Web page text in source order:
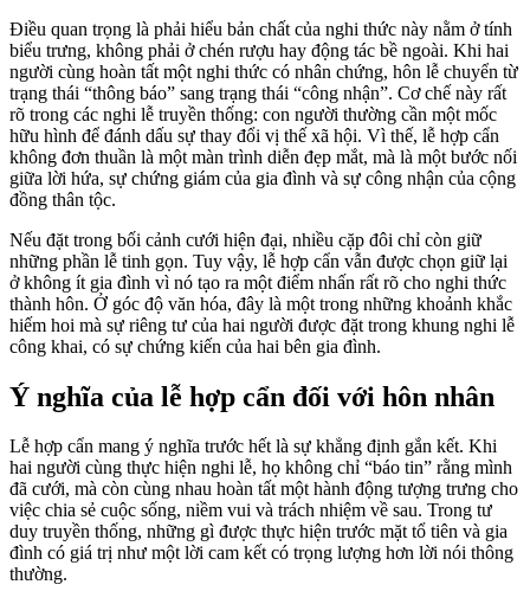
Điều quan trọng là phải hiểu bản chất của nghi thức này nằm ở tính
biểu trưng, không phải ở chén rượu hay động tác bề ngoài. Khi hai
người cùng hoàn tất một nghi thức có nhân chứng, hôn lễ chuyển từ
trạng thái “thông báo” sang trạng thái “công nhận”. Cơ chế này rất
rõ trong các nghi lễ truyền thống: con người thường cần một mốc
hữu hình để đánh dấu sự thay đổi vị thế xã hội. Vì thế, lễ hợp cẩn
không đơn thuần là một màn trình diễn đẹp mắt, mà là một bước nối
giữa lời hứa, sự chứng giám của gia đình và sự công nhận của cộng
đồng thân tộc.
Nếu đặt trong bối cảnh cưới hiện đại, nhiều cặp đôi chỉ còn giữ
những phần lễ tinh gọn. Tuy vậy, lễ hợp cẩn vẫn được chọn giữ lại
ở không ít gia đình vì nó tạo ra một điểm nhấn rất rõ cho nghi thức
thành hôn. Ở góc độ văn hóa, đây là một trong những khoảnh khắc
hiếm hoi mà sự riêng tư của hai người được đặt trong khung nghi lễ
công khai, có sự chứng kiến của hai bên gia đình.
Ý nghĩa của lễ hợp cẩn đối với hôn nhân
Lễ hợp cẩn mang ý nghĩa trước hết là sự khẳng định gắn kết. Khi
hai người cùng thực hiện nghi lễ, họ không chỉ “báo tin” rằng mình
đã cưới, mà còn cùng nhau hoàn tất một hành động tượng trưng cho
việc chia sẻ cuộc sống, niềm vui và trách nhiệm về sau. Trong tư
duy truyền thống, những gì được thực hiện trước mặt tổ tiên và gia
đình có giá trị như một lời cam kết có trọng lượng hơn lời nói thông
thường.